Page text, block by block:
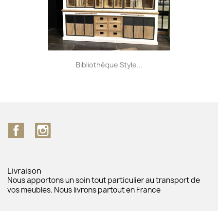
Bibliothèque Style...
Facebook
Livraison
Nous apportons un soin tout particulier au transport de
vos meubles. Nous livrons partout en France